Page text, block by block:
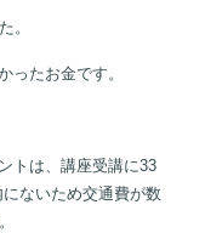
。
ったお金です。
トは、講座受講に33
ないため交通費が数